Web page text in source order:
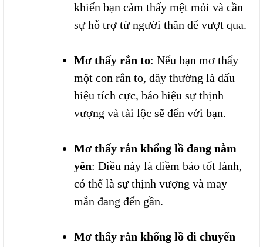
khiến bạn cảm thấy mệt mỏi và cần
sự hỗ trợ từ người thân để vượt qua.
Mơ thấy rắn to: Nếu bạn mơ thấy
một con rắn to, đây thường là dấu
hiệu tích cực, báo hiệu sự thịnh
vượng và tài lộc sẽ đến với bạn.
Mơ thấy rắn khổng lồ đang nằm
yên: Điều này là điềm báo tốt lành,
có thể là sự thịnh vượng và may
mắn đang đến gần.
Mơ thấy rắn khổng lồ di chuyển